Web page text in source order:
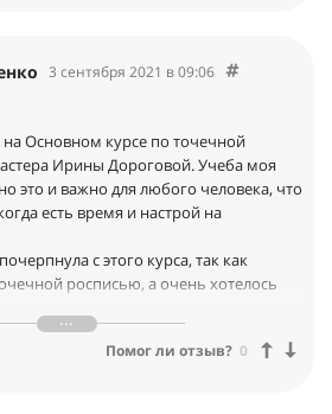
3 сентября 2021 в 09:06
Основном курсе по точечной
Ирины Дороговой. Учеба моя
это и важно для любого человека, что
есть время и настрой на
с этого курса, так как
росписью, а очень хотелось
в группе, всегда на связи
на вопросы, подсказывает, как сделать
Помог ли отзыв? 0